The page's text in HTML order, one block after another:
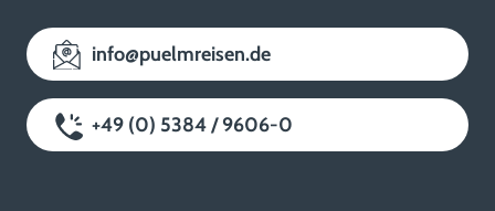
info@puelmreisen.de
+49 (0) 5384 / 9606-0